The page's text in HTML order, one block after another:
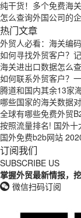
纯干货！多个免费海
怎么查询外国公司的
热门文章
外贸人必看：海关编码
如何寻找外贸客户？
海关进出口数据怎么查
如何联系外贸客户？
腾道和国内其余13家
哪些国家的海关数据
全球有哪些免费外贸
按照流量排名! 国外十
国外免费b2b网站
订阅我们
SUBSCRIBE US
掌握外贸最新情报，
微信扫码订阅